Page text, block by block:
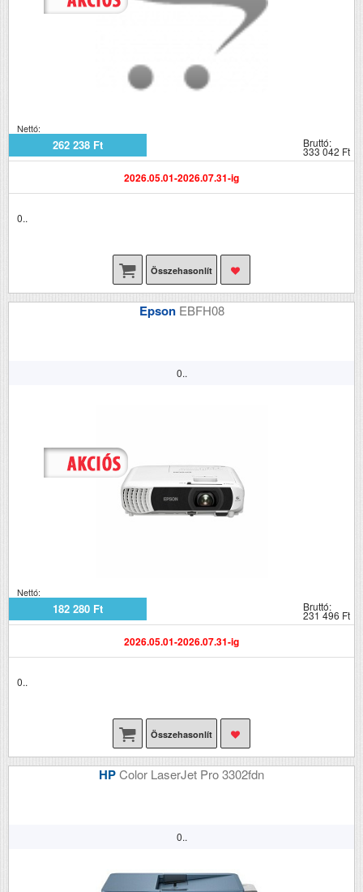
Nettó:
262 238 Ft Bruttó:
333 042 Ft
2026.05.01-2026.07.31-ig
0..
Összehasonlít
Epson EBFH08
0..
Nettó:
182 280 Ft Bruttó:
231 496 Ft
2026.05.01-2026.07.31-ig
0..
Összehasonlít
HPColor LaserJet Pro 3302fdn
0..